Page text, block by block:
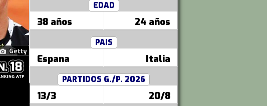
EDAD
38 años 24 años
PAIS
Espana Italia
PARTIDOS G./P. 2026
13/3 20/8